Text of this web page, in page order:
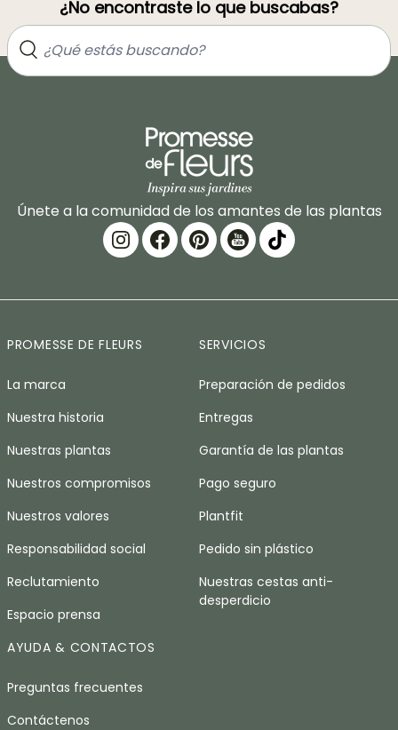
¿No encontraste lo que buscabas?
Únete a la comunidad de los amantes de las plantas
PROMESSE DE FLEURS
La marca
Nuestra historia
Nuestras plantas
Nuestros compromisos
Nuestros valores
Responsabilidad social
Reclutamiento
Espacio prensa
SERVICIOS
Preparación de pedidos
Entregas
Garantía de las plantas
Pago seguro
Plantfit
Pedido sin plástico
Nuestras cestas anti-
desperdicio
AYUDA & CONTACTOS
Preguntas frecuentes
Contáctenos